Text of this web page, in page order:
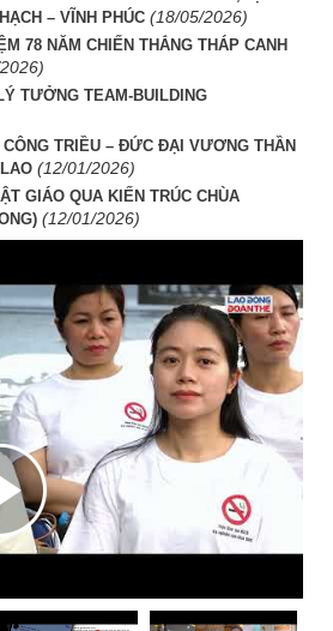
– VĨNH PHÚC (18/05/2026)
78 NĂM CHIẾN THẮNG THÁP CANH
TƯỞNG TEAM-BUILDING
TRIỀU – ĐỨC ĐẠI VƯƠNG THẦN
(12/01/2026)
GIÁO QUA KIẾN TRÚC CHÙA
(12/01/2026)